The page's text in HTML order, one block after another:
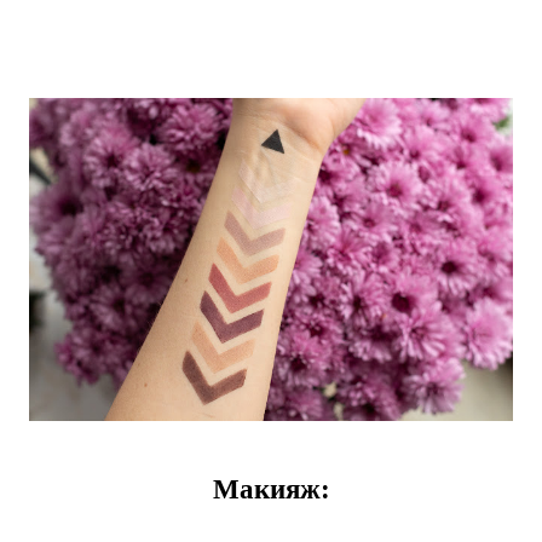
Макияж: